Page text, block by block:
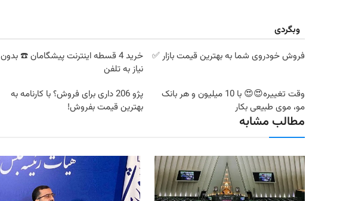
وبگردی
فروش خودروی شما به بهترین قیمت بازار ✅
خرید 4 قسطه اینترنت پیشگامان ☎️ بدون
نیاز به تلفن
وقت تغییره😍😍 با 10 میلیون و هر بانک
مو، موی طبیعی بکار
پژو 206 داری برای فروش؟ با کارنامه به
بهترین قیمت بفروش!
مطالب مشابه